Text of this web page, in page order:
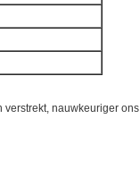
nauwkeuriger ons